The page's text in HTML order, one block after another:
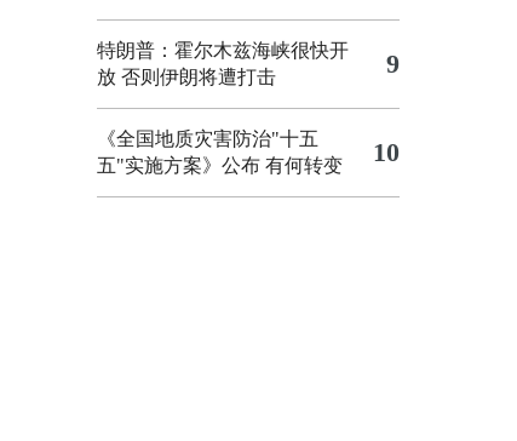
特朗普：霍尔木兹海峡很快开
放 否则伊朗将遭打击
9
《全国地质灾害防治"十五
五"实施方案》公布 有何转变
10